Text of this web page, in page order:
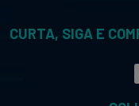
CURTA, SIGA E